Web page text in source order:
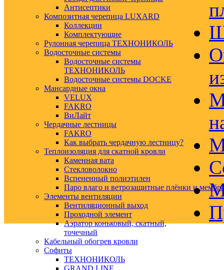
Антисептики
Композитная черепица LUXARD
Коллекции
Комплектующие
Рулонная черепица ТЕХНОНИКОЛЬ
Водосточные системы
Водосточные системы
ТЕХНОНИКОЛЬ
Водосточные системы DOCKE
Мансардные окна
VELUX
FAKRO
ВиЛайт
Чердачные лестницы
FAKRO
Как выбрать чердачную лестницу?
Теплоизоляция для скатной кровли
Каменная вата
Стекловолокно
Вспененный полиэтилен
Паро влаго и ветрозащитные плёнки и
Элементы вентиляции
Вентиляционный выход
Проходной элемент
Аэратор коньковый, скатный,
точечный
Кабельный обогрев кровли
Софиты
ТЕХНОНИКОЛЬ
GRAND LINE